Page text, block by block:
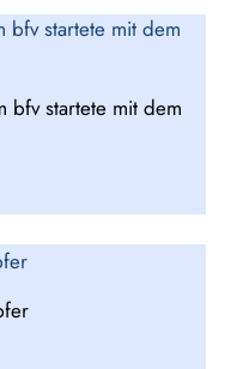
bfv startete mit dem